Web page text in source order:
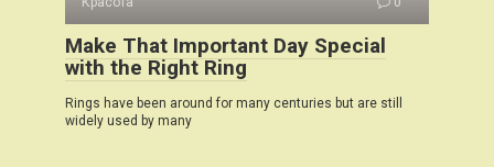
Make That Important Day Special
with the Right Ring
Rings have been around for many centuries but are still
widely used by many